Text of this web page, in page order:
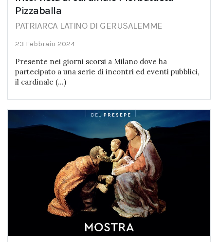
Pizzaballa
PATRIARCA LATINO DI GERUSALEMME
23 Febbraio 2024
Presente nei giorni scorsi a Milano dove ha
partecipato a una serie di incontri ed eventi pubblici,
il cardinale (...)